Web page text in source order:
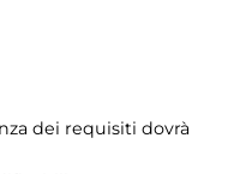
dei requisiti dovrà